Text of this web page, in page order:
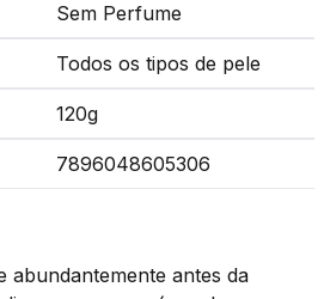
Sem Perfume
Todos os tipos de pele
120g
7896048605306
abundantemente antes da